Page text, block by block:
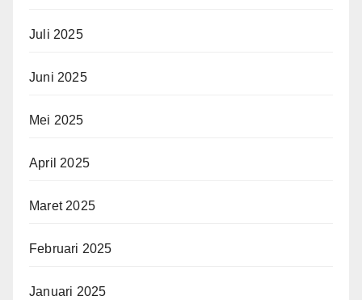
Juli 2025
Juni 2025
Mei 2025
April 2025
Maret 2025
Februari 2025
Januari 2025